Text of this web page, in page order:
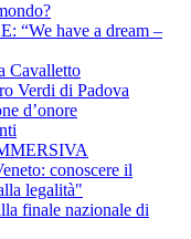
“We have a dream –
Cavalletto
Verdi di Padova
d’onore
conoscere il
legalità"
finale nazionale di